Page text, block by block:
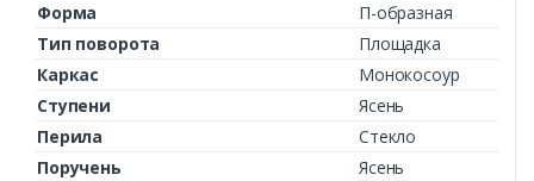
Форма
П-образная
Тип поворота
Площадка
Каркас
Монокосоур
Ступени
Ясень
Перила
Стекло
Поручень
Ясень